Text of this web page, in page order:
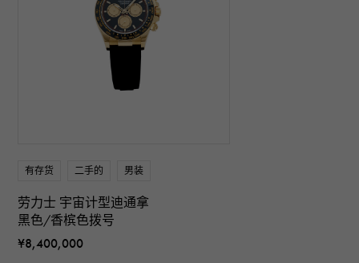
有存货 二手的 男装
劳力士 宇宙计型迪通拿
黑色/香槟色拨号
¥8,400,000